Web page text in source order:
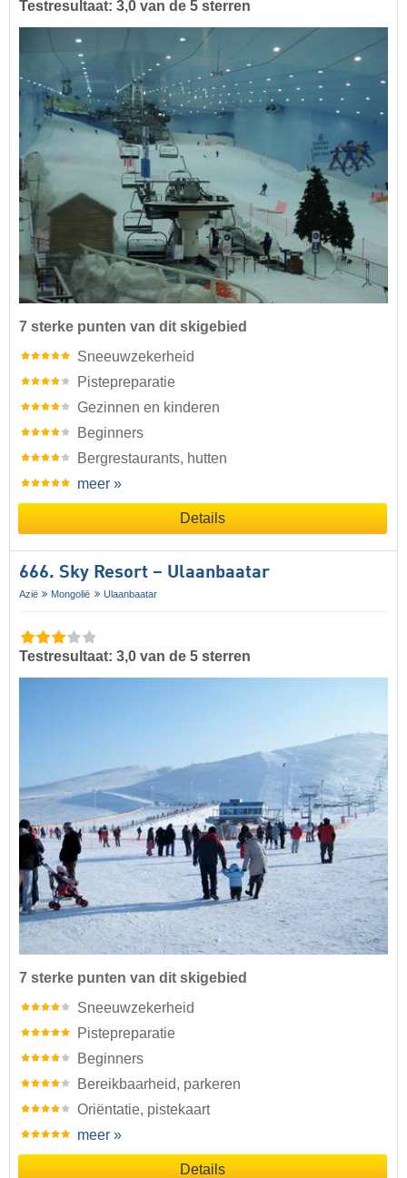
Testresultaat: 3,0 van de 5 sterren
7 sterke punten van dit skigebied
Sneeuwzekerheid
Pistepreparatie
Gezinnen en kinderen
Beginners
Bergrestaurants, hutten
meer »
Details
666. Sky Resort – Ulaanbaatar
Azië Mongolië Ulaanbaatar
Testresultaat: 3,0 van de 5 sterren
7 sterke punten van dit skigebied
Sneeuwzekerheid
Pistepreparatie
Beginners
Bereikbaarheid, parkeren
Oriëntatie, pistekaart
meer »
Details